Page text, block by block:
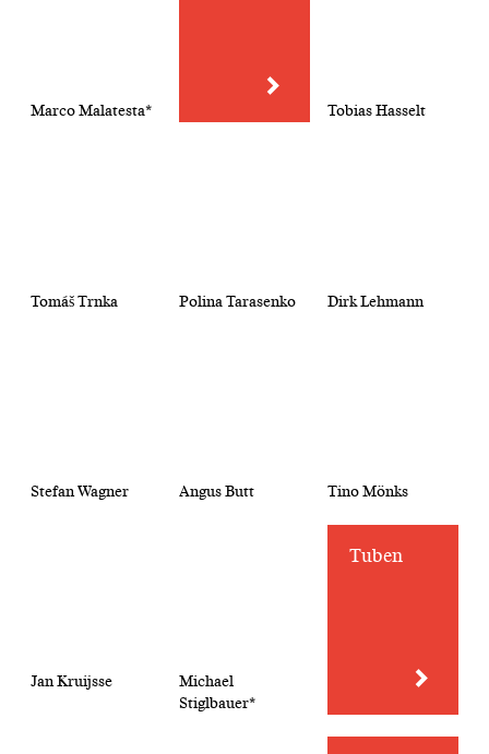
Marco Malatesta* Tobias Hasselt
Tomáš Trnka Polina Tarasenko Dirk Lehmann
Stefan Wagner Angus Butt Tino Mönks
Jan Kruijsse
Michael
Stiglbauer*
Tuben